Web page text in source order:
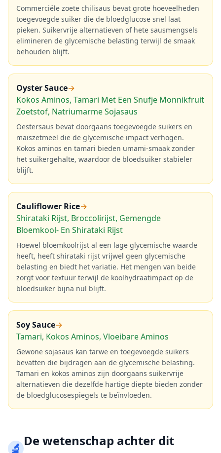
Commerciële zoete chilisaus bevat grote hoeveelheden
toegevoegde suiker die de bloedglucose snel laat
pieken. Suikervrije alternatieven of hete sausmengsels
elimineren de glycemische belasting terwijl de smaak
behouden blijft.
Oyster Sauce→
Kokos Aminos, Tamari Met Een Snufje Monnikfruit
Zoetstof, Natriumarme Sojasaus
Oestersaus bevat doorgaans toegevoegde suikers en
maïszetmeel die de glycemische impact verhogen.
Kokos aminos en tamari bieden umami-smaak zonder
het suikergehalte, waardoor de bloedsuiker stabieler
blijft.
Cauliflower Rice→
Shirataki Rijst, Broccolirijst, Gemengde
Bloemkool- En Shirataki Rijst
Hoewel bloemkoolrijst al een lage glycemische waarde
heeft, heeft shirataki rijst vrijwel geen glycemische
belasting en biedt het variatie. Het mengen van beide
zorgt voor textuur terwijl de koolhydraatimpact op de
bloedsuiker bijna nul blijft.
Soy Sauce→
Tamari, Kokos Aminos, Vloeibare Aminos
Gewone sojasaus kan tarwe en toegevoegde suikers
bevatten die bijdragen aan de glycemische belasting.
Tamari en kokos aminos zijn doorgaans suikervrije
alternatieven die dezelfde hartige diepte bieden zonder
de bloedglucosespiegels te beïnvloeden.
🔬De wetenschap achter dit